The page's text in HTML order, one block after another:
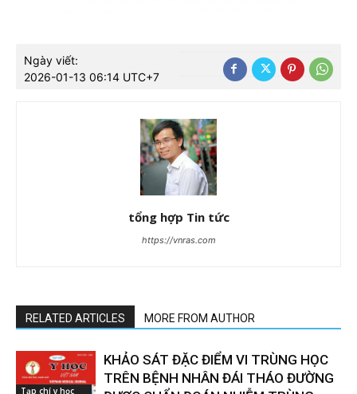
Ngày viết:
2026-01-13 06:14 UTC+7
tổng hợp Tin tức
https://vnras.com
RELATED ARTICLES MORE FROM AUTHOR
Tạp chí y học
KHẢO SÁT ĐẶC ĐIỂM VI TRÙNG HỌC
TRÊN BỆNH NHÂN ĐÁI THÁO ĐƯỜNG